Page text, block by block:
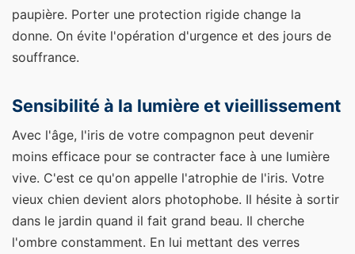
paupière. Porter une protection rigide change la
donne. On évite l'opération d'urgence et des jours de
souffrance.
Sensibilité à la lumière et vieillissement
Avec l'âge, l'iris de votre compagnon peut devenir
moins efficace pour se contracter face à une lumière
vive. C'est ce qu'on appelle l'atrophie de l'iris. Votre
vieux chien devient alors photophobe. Il hésite à sortir
dans le jardin quand il fait grand beau. Il cherche
l'ombre constamment. En lui mettant des verres